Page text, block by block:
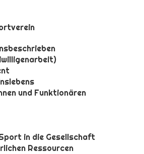
und Funktionären
in die Gesellschaft
Ressourcen